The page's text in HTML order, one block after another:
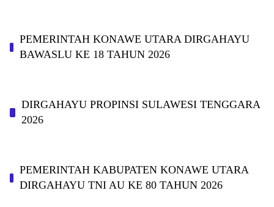
PEMERINTAH KONAWE UTARA DIRGAHAYU
BAWASLU KE 18 TAHUN 2026
DIRGAHAYU PROPINSI SULAWESI TENGGARA
2026
PEMERINTAH KABUPATEN KONAWE UTARA
DIRGAHAYU TNI AU KE 80 TAHUN 2026